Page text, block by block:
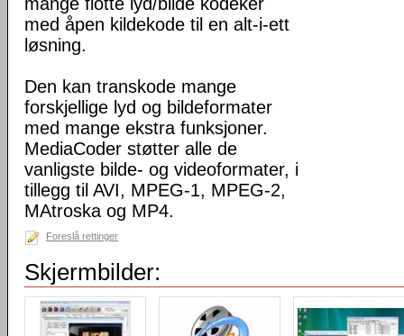
med åpen kildekode til en alt-i-ett
løsning.
Den kan transkode mange
forskjellige lyd og bildeformater
med mange ekstra funksjoner.
MediaCoder støtter alle de
vanligste bilde- og videoformater, i
tillegg til AVI, MPEG-1, MPEG-2,
MAtroska og MP4.
Foreslå rettinger
Skjermbilder: